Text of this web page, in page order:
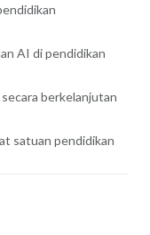
AI di pendidikan
berkelanjutan
satuan pendidikan